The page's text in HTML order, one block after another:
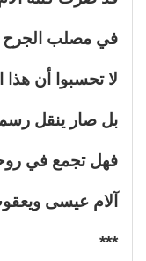
في مصلب الجرح
لا تحسبوا أن
بل صار ينقل
فهل تجمع في
آلام عيسى
***